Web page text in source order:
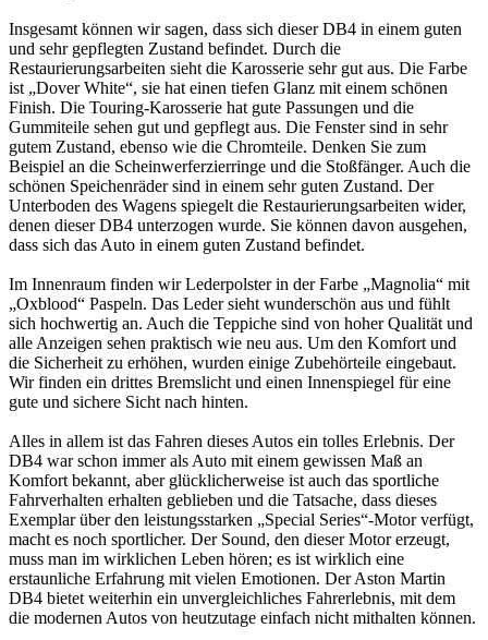
Insgesamt können wir sagen, dass sich dieser DB4 in einem guten
und sehr gepflegten Zustand befindet. Durch die
Restaurierungsarbeiten sieht die Karosserie sehr gut aus. Die Farbe
ist „Dover White“, sie hat einen tiefen Glanz mit einem schönen
Finish. Die Touring-Karosserie hat gute Passungen und die
Gummiteile sehen gut und gepflegt aus. Die Fenster sind in sehr
gutem Zustand, ebenso wie die Chromteile. Denken Sie zum
Beispiel an die Scheinwerferzierringe und die Stoßfänger. Auch die
schönen Speichenräder sind in einem sehr guten Zustand. Der
Unterboden des Wagens spiegelt die Restaurierungsarbeiten wider,
denen dieser DB4 unterzogen wurde. Sie können davon ausgehen,
dass sich das Auto in einem guten Zustand befindet.
Im Innenraum finden wir Lederpolster in der Farbe „Magnolia“ mit
„Oxblood“ Paspeln. Das Leder sieht wunderschön aus und fühlt
sich hochwertig an. Auch die Teppiche sind von hoher Qualität und
alle Anzeigen sehen praktisch wie neu aus. Um den Komfort und
die Sicherheit zu erhöhen, wurden einige Zubehörteile eingebaut.
Wir finden ein drittes Bremslicht und einen Innenspiegel für eine
gute und sichere Sicht nach hinten.
Alles in allem ist das Fahren dieses Autos ein tolles Erlebnis. Der
DB4 war schon immer als Auto mit einem gewissen Maß an
Komfort bekannt, aber glücklicherweise ist auch das sportliche
Fahrverhalten erhalten geblieben und die Tatsache, dass dieses
Exemplar über den leistungsstarken „Special Series“-Motor verfügt,
macht es noch sportlicher. Der Sound, den dieser Motor erzeugt,
muss man im wirklichen Leben hören; es ist wirklich eine
erstaunliche Erfahrung mit vielen Emotionen. Der Aston Martin
DB4 bietet weiterhin ein unvergleichliches Fahrerlebnis, mit dem
die modernen Autos von heutzutage einfach nicht mithalten können.